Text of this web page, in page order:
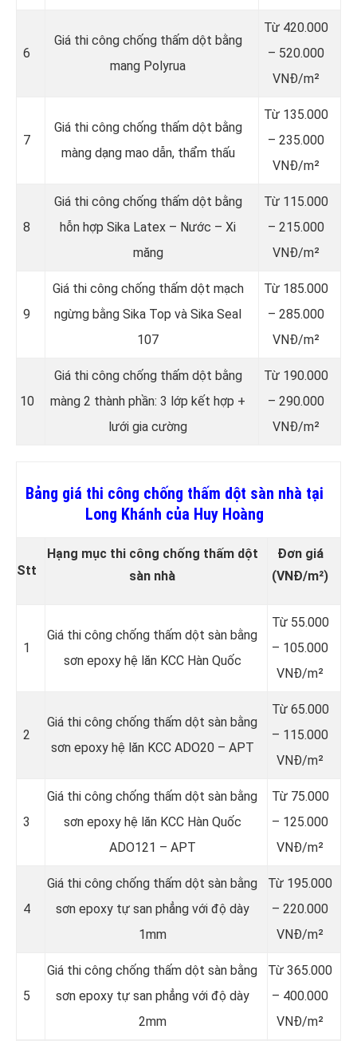
6
Giá thi công chống thấm dột bằng
mang Polyrua
Từ 420.000
– 520.000
VNĐ/m²
7
Giá thi công chống thấm dột bằng
màng dạng mao dẫn, thẩm thấu
Từ 135.000
– 235.000
VNĐ/m²
8
Giá thi công chống thấm dột bằng
hỗn hợp Sika Latex – Nước – Xi
măng
Từ 115.000
– 215.000
VNĐ/m²
9
Giá thi công chống thấm dột mạch
ngừng bằng Sika Top và Sika Seal
107
Từ 185.000
– 285.000
VNĐ/m²
10
Giá thi công chống thấm dột bằng
màng 2 thành phần: 3 lớp kết hợp +
lưới gia cường
Từ 190.000
– 290.000
VNĐ/m²
Bảng giá thi công chống thấm dột sàn nhà tại
Long Khánh của Huy Hoàng
Stt
Hạng mục thi công chống thấm dột
sàn nhà
Đơn giá
(VNĐ/m²)
1
Giá thi công chống thấm dột sàn bằng
sơn epoxy hệ lăn KCC Hàn Quốc
Từ 55.000
– 105.000
VNĐ/m²
2
Giá thi công chống thấm dột sàn bằng
sơn epoxy hệ lăn KCC ADO20 – APT
Từ 65.000
– 115.000
VNĐ/m²
3
Giá thi công chống thấm dột sàn bằng
sơn epoxy hệ lăn KCC Hàn Quốc
ADO121 – APT
Từ 75.000
– 125.000
VNĐ/m²
4
Giá thi công chống thấm dột sàn bằng
sơn epoxy tự san phẳng với độ dày
1mm
Từ 195.000
– 220.000
VNĐ/m²
5
Giá thi công chống thấm dột sàn bằng
sơn epoxy tự san phẳng với độ dày
2mm
Từ 365.000
– 400.000
VNĐ/m²